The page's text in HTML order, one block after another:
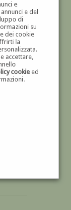
e
e del
di
su
dei cookie
la
accettare,
cookieed
'900